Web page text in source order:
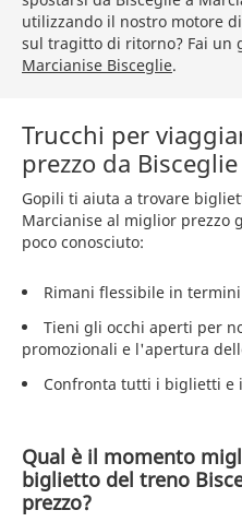
utilizzando il nostro motore
sul tragitto di ritorno? Fai un
Marcianise Bisceglie.
Trucchi per
prezzo da
Gopili ti aiuta a trovare
Marcianise al miglior prezzo
poco conosciuto:
Rimani flessibile in
Tieni gli occhi aperti per
promozionali e l'apertura
Confronta tutti i biglietti e
Qual è il momento
biglietto del treno
prezzo?